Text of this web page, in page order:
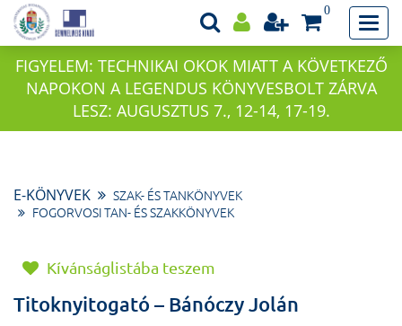
0
FIGYELEM: TECHNIKAI OKOK MIATT A KÖVETKEZŐ
NAPOKON A LEGENDUS KÖNYVESBOLT ZÁRVA
LESZ: AUGUSZTUS 7., 12-14, 17-19.
E-KÖNYVEK
SZAK- ÉS TANKÖNYVEK
FOGORVOSI TAN- ÉS SZAKKÖNYVEK
Kívánságlistába teszem
Titoknyitogató – Bánóczy Jolán